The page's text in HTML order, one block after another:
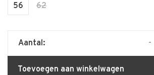
56 62
Aantal: -
Toevoegen aan winkelwagen